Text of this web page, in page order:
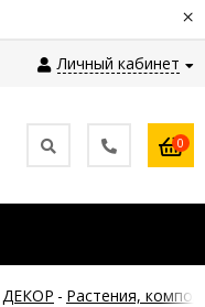
×
Личный кабинет
0
ДЕКОР - Растения,